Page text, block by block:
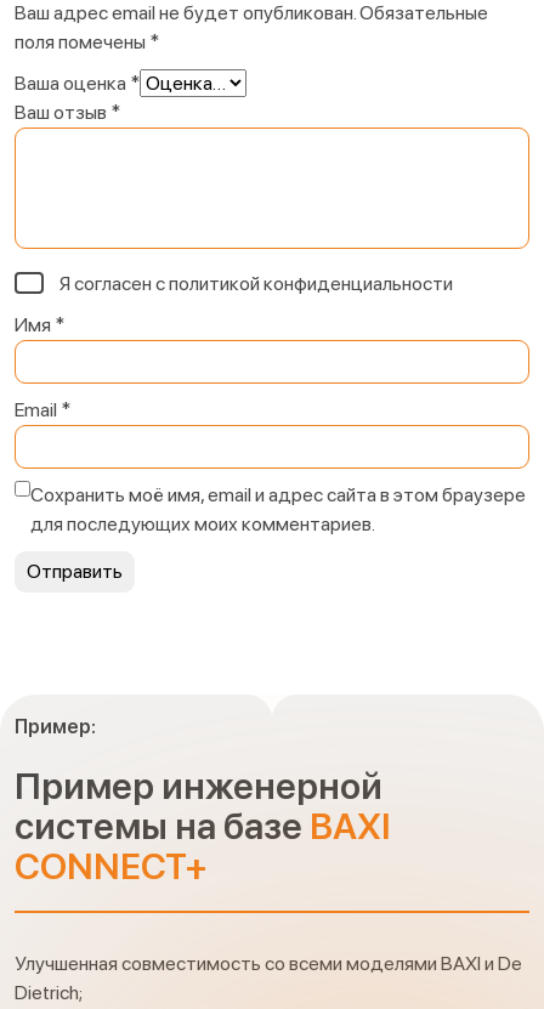
Ваш адрес email не будет опубликован.Обязательные
поля помечены *
Ваша оценка *
Ваш отзыв *
Я согласен сполитикой конфиденциальности
Имя *
Email *
Сохранить моё имя, email и адрес сайта в этом браузере
для последующих моих комментариев.
Пример:
Пример инженерной
системы на базе BAXI
CONNECT+
Улучшенная совместимость со всеми моделями BAXI и De
Dietrich;